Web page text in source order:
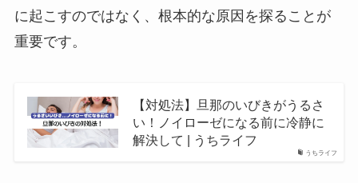
に起こすのではなく、根本的な原因を探ることが
重要です。
うちライフ
【対処法】旦那のいびきがうるさ
い！ノイローゼになる前に冷静に
解決して | うちライフ